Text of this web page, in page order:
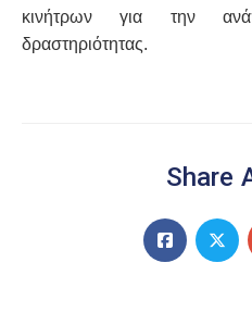
κινήτρων για την
δραστηριότητας.
Share